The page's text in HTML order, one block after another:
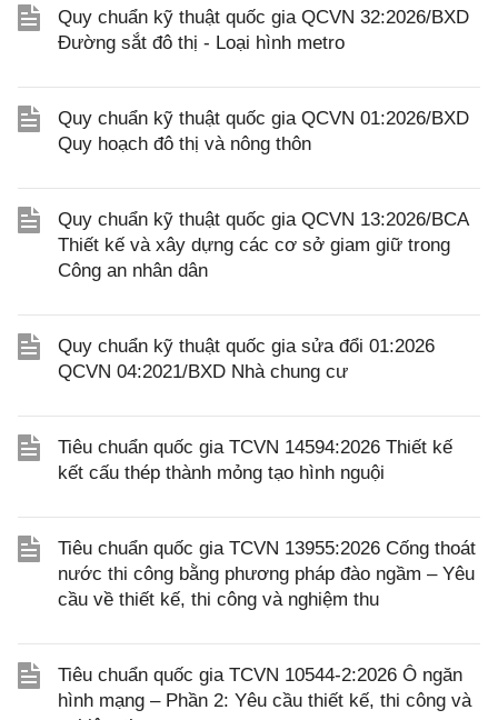
Quy chuẩn kỹ thuật quốc gia QCVN 32:2026/BXD
Đường sắt đô thị - Loại hình metro
Quy chuẩn kỹ thuật quốc gia QCVN 01:2026/BXD
Quy hoạch đô thị và nông thôn
Quy chuẩn kỹ thuật quốc gia QCVN 13:2026/BCA
Thiết kế và xây dựng các cơ sở giam giữ trong
Công an nhân dân
Quy chuẩn kỹ thuật quốc gia sửa đổi 01:2026
QCVN 04:2021/BXD Nhà chung cư
Tiêu chuẩn quốc gia TCVN 14594:2026 Thiết kế
kết cấu thép thành mỏng tạo hình nguội
Tiêu chuẩn quốc gia TCVN 13955:2026 Cống thoát
nước thi công bằng phương pháp đào ngầm – Yêu
cầu về thiết kế, thi công và nghiệm thu
Tiêu chuẩn quốc gia TCVN 10544-2:2026 Ô ngăn
hình mạng – Phần 2: Yêu cầu thiết kế, thi công và